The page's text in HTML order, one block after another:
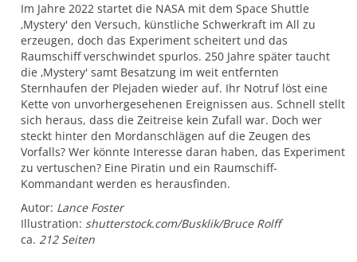
Im Jahre 2022 startet die NASA mit dem Space Shuttle
‚Mystery' den Versuch, künstliche Schwerkraft im All zu
erzeugen, doch das Experiment scheitert und das
Raumschiff verschwindet spurlos. 250 Jahre später taucht
die ‚Mystery' samt Besatzung im weit entfernten
Sternhaufen der Plejaden wieder auf. Ihr Notruf löst eine
Kette von unvorhergesehenen Ereignissen aus. Schnell stellt
sich heraus, dass die Zeitreise kein Zufall war. Doch wer
steckt hinter den Mordanschlägen auf die Zeugen des
Vorfalls? Wer könnte Interesse daran haben, das Experiment
zu vertuschen? Eine Piratin und ein Raumschiff-
Kommandant werden es herausfinden.
Autor: Lance Foster
Illustration: shutterstock.com/Busklik/Bruce Rolff
ca.212 Seiten